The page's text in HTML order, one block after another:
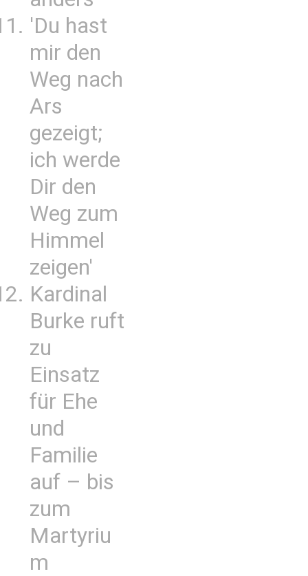
'Du hast
mir den
Weg nach
Ars
gezeigt;
ich werde
Dir den
Weg zum
Himmel
zeigen'
Kardinal
Burke ruft
zu
Einsatz
für Ehe
und
Familie
auf – bis
zum
Martyriu
m